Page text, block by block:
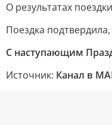
О результатах
Поездка
С наступающим
Источник: Канал в